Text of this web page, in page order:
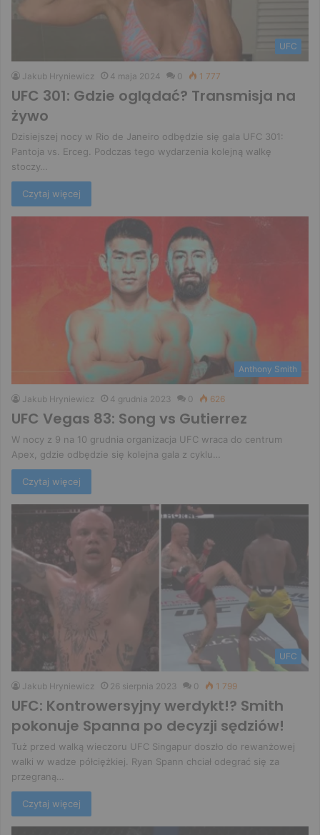
UFC
Jakub Hryniewicz 4 maja 2024 0 1 777
UFC 301: Gdzie oglądać? Transmisja na
żywo
Dzisiejszej nocy w Rio de Janeiro odbędzie się gala UFC 301:
Pantoja vs. Erceg. Podczas tego wydarzenia kolejną walkę
stoczy…
Czytaj więcej
Anthony Smith
Jakub Hryniewicz 4 grudnia 2023 0 626
UFC Vegas 83: Song vs Gutierrez
W nocy z 9 na 10 grudnia organizacja UFC wraca do centrum
Apex, gdzie odbędzie się kolejna gala z cyklu…
Czytaj więcej
UFC
Jakub Hryniewicz 26 sierpnia 2023 0 1 799
UFC: Kontrowersyjny werdykt!? Smith
pokonuje Spanna po decyzji sędziów!
Tuż przed walką wieczoru UFC Singapur doszło do rewanżowej
walki w wadze półciężkiej. Ryan Spann chciał odegrać się za
przegraną…
Czytaj więcej